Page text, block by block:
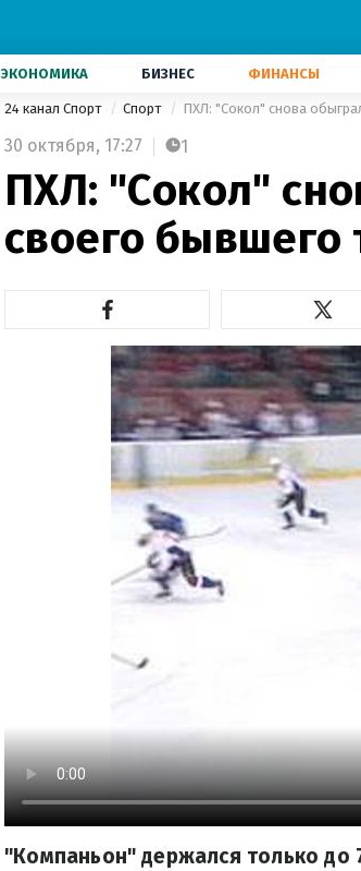
ЭКОНОМИКА БИЗНЕС ФИНАНСЫ
24 канал Спорт Спорт ПХЛ: "Сокол" снова
30 октября, 17:27 1
ПХЛ: "Сокол"
своего бывшего
"Компаньон" держался только до